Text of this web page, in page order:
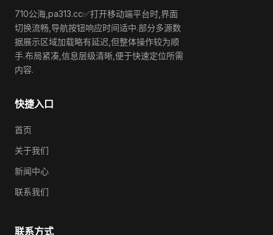
710公海,pa313.cc✅打开移动端平台时,界面
切换流畅,导航按钮响应时间适中.部分多源数
据展示区域加载略有延迟,但整体操作较为顺
手.布局紧凑,信息层级清晰,便于快速定位所需
内容.
快捷入口
首页
关于我们
新闻中心
联系我们
联系方式